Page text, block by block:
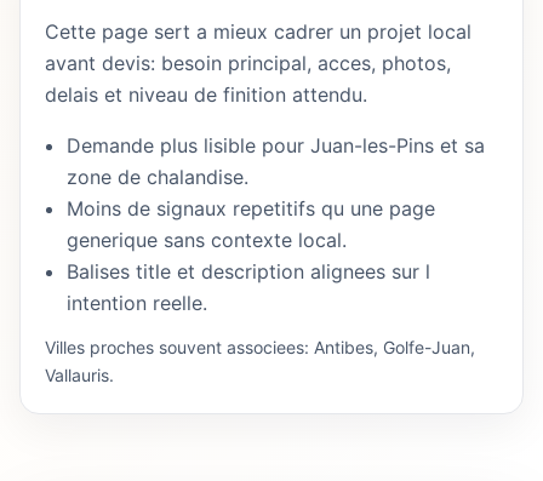
Cette page sert a mieux cadrer un projet local
avant devis: besoin principal, acces, photos,
delais et niveau de finition attendu.
Demande plus lisible pour Juan-les-Pins et sa
zone de chalandise.
Moins de signaux repetitifs qu une page
generique sans contexte local.
Balises title et description alignees sur l
intention reelle.
Villes proches souvent associees: Antibes, Golfe-Juan,
Vallauris.